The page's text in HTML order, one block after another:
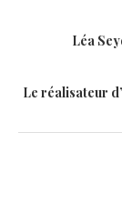
Léa
Le réalisateur